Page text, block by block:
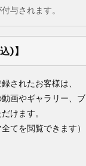
与されます。
)】
されたお客様は、
画やギャラリー、
けます。
てを閲覧できます）